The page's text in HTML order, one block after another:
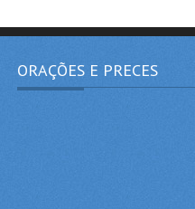
ORAÇÕES E PRECES